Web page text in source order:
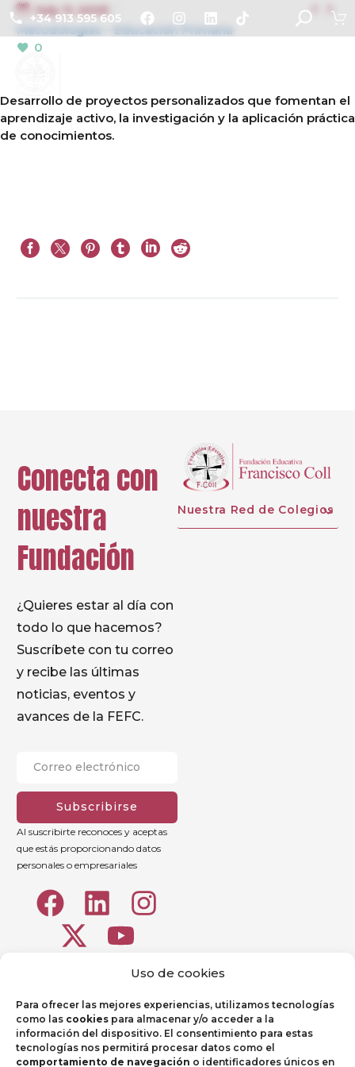
Uso de cookies
Para ofrecer las mejores experiencias, utilizamos tecnologías
como las cookies para almacenar y/o acceder a la
información del dispositivo. El consentimiento para estas
tecnologías nos permitirá procesar datos como el
comportamiento de navegación o identificadores únicos en
+34 913 595 605  
July 11, 2025
Metodologías – Educación Primaria
0
Desarrollo de proyectos personalizados que fomentan el
aprendizaje activo, la investigación y la aplicación práctica
de conocimientos.
Conecta con
nuestra
Fundación
¿Quieres estar al día con
todo lo que hacemos?
Suscríbete con tu correo
y recibe las últimas
noticias, eventos y
avances de la FEFC.
Subscribirse
Al suscribirte reconoces y aceptas
que estás proporcionando datos
personales o empresariales
Nuestra Red de Colegios